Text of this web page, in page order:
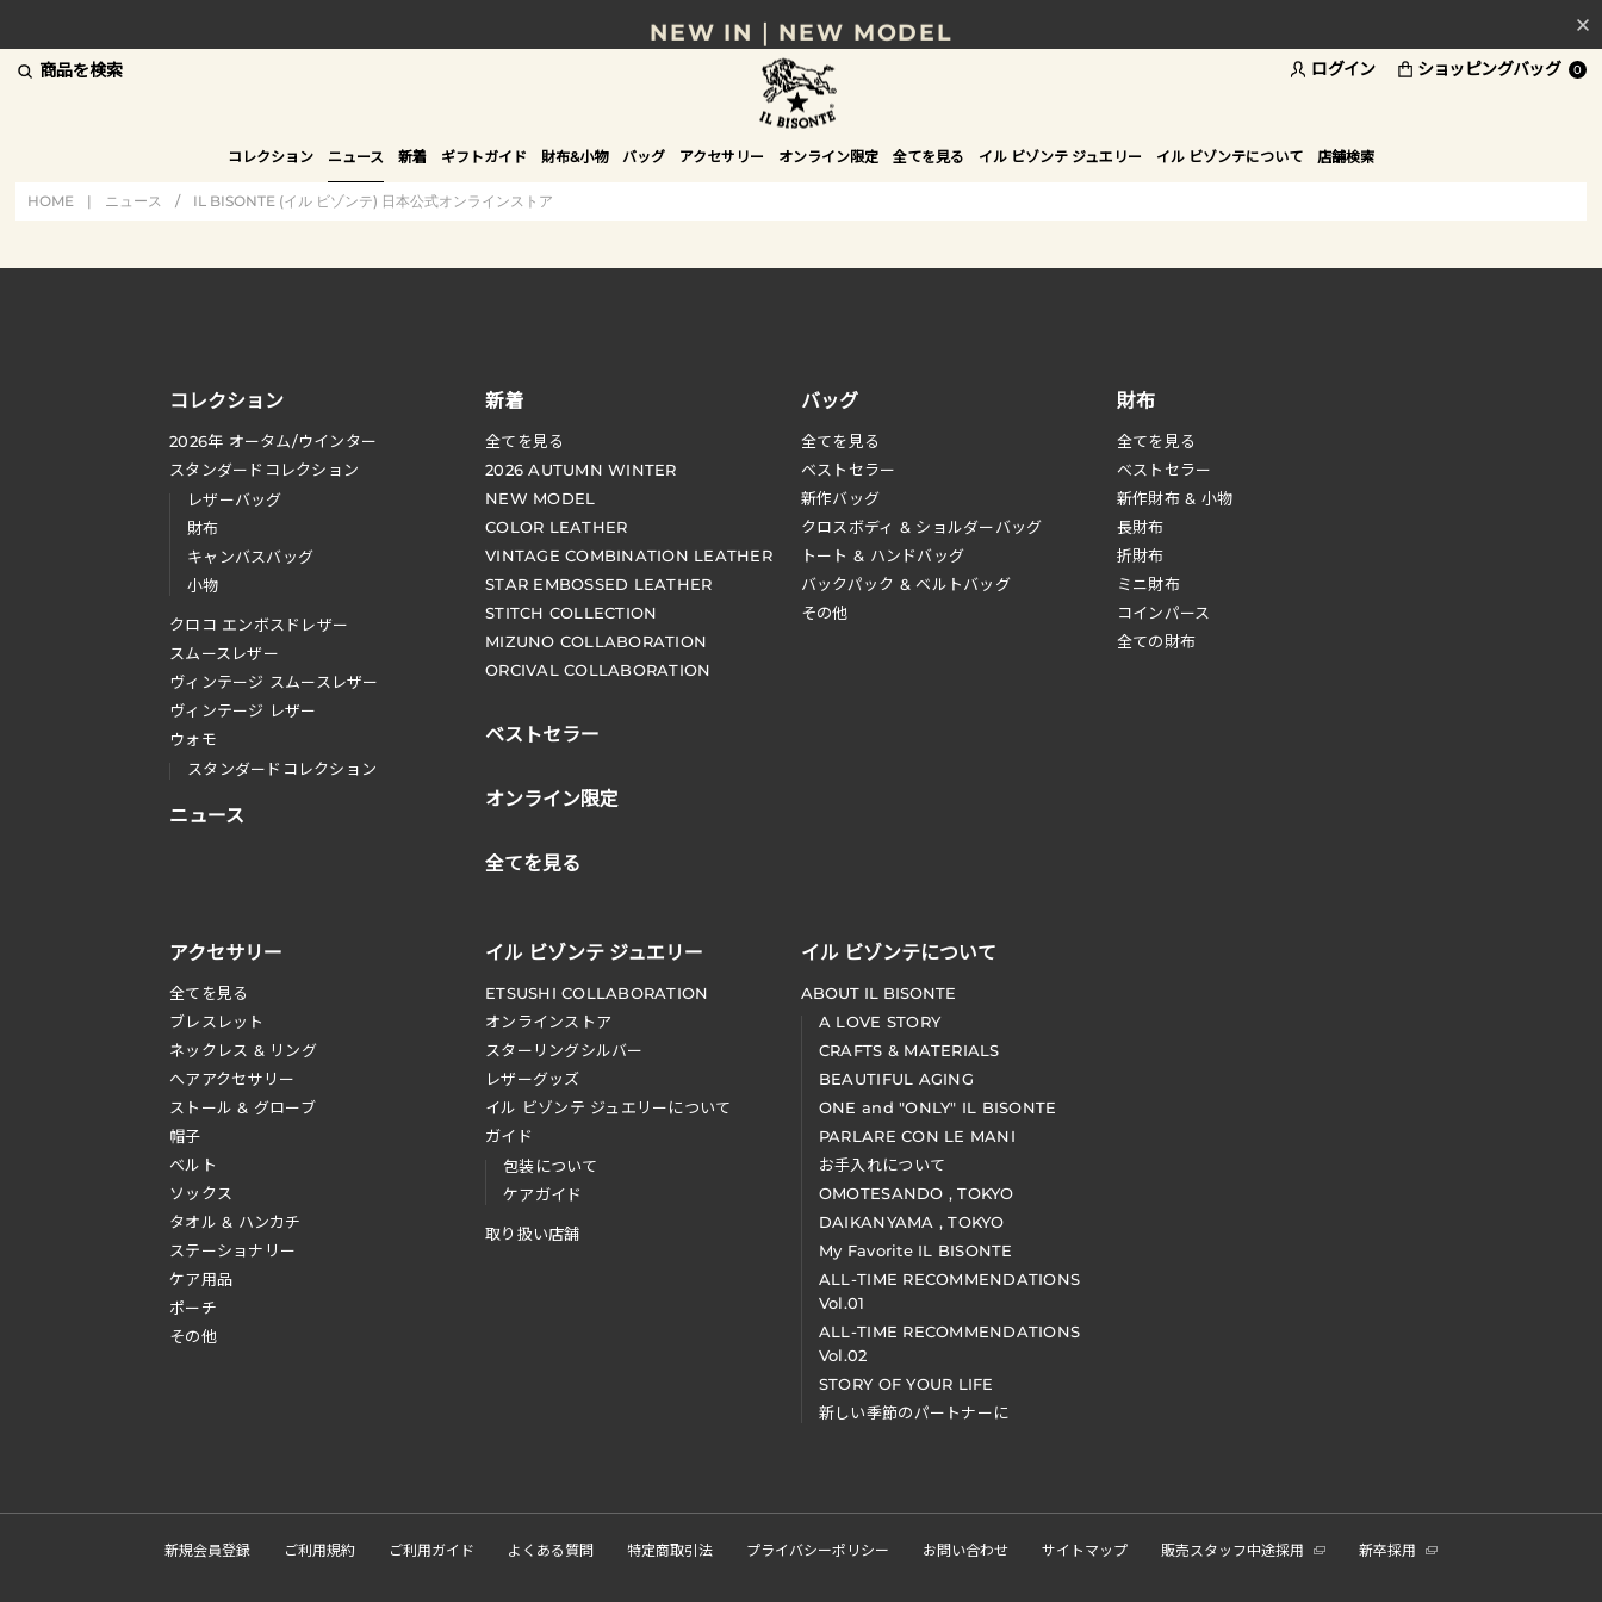
NEW IN｜NEW MODEL
8/17(月)10時まで｜税込11,000円以上で送料無料
贈る相手やシーンから選べる、新しいギフトガイド
NEW IN｜COLOR LEATHER
商品を検索 ログイン ショッピングバッグ 0
コレクション ニュース 新着 ギフトガイド 財布&小物 バッグ アクセサリー オンライン限定 全てを見る イル ビゾンテ ジュエリー イル ビゾンテについて 店舗検索
HOME | ニュース / IL BISONTE (イル ビゾンテ) 日本公式オンラインストア
コレクション
2026年 オータム/ウインター
スタンダードコレクション
レザーバッグ
財布
キャンバスバッグ
小物
クロコ エンボスドレザー
スムースレザー
ヴィンテージ スムースレザー
ヴィンテージ レザー
ウォモ
スタンダードコレクション
ニュース
新着
全てを見る
2026 AUTUMN WINTER
NEW MODEL
COLOR LEATHER
VINTAGE COMBINATION LEATHER
STAR EMBOSSED LEATHER
STITCH COLLECTION
MIZUNO COLLABORATION
ORCIVAL COLLABORATION
ベストセラー
オンライン限定
全てを見る
財布
全てを見る
べストセラー
新作財布 & 小物
長財布
折財布
ミニ財布
コインパース
全ての財布
バッグ
全てを見る
ベストセラー
新作バッグ
クロスボディ & ショルダーバッグ
トート & ハンドバッグ
バックパック & ベルトバッグ
その他
アクセサリー
全てを見る
ブレスレット
ネックレス & リング
へアアクセサリー
ストール & グローブ
帽子
ベルト
ソックス
タオル & ハンカチ
ステーショナリー
ケア用品
ポーチ
その他
イル ビゾンテ ジュエリー
ETSUSHI COLLABORATION
オンラインストア
スターリングシルバー
レザーグッズ
イル ビゾンテ ジュエリーについて
ガイド
包装について
ケアガイド
取り扱い店舗
イル ビゾンテについて
ABOUT IL BISONTE
A LOVE STORY
CRAFTS & MATERIALS
BEAUTIFUL AGING
ONE and "ONLY" IL BISONTE
PARLARE CON LE MANI
お手入れについて
OMOTESANDO , TOKYO
DAIKANYAMA , TOKYO
My Favorite IL BISONTE
ALL-TIME RECOMMENDATIONS
Vol.01
ALL-TIME RECOMMENDATIONS
Vol.02
STORY OF YOUR LIFE
新しい季節のパートナーに
新規会員登録 ご利用規約 ご利用ガイド よくある質問 特定商取引法 プライバシーポリシー お問い合わせ サイトマップ 販売スタッフ中途採用 新卒採用